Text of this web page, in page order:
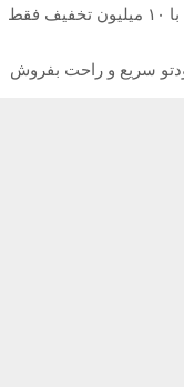
بلفاروپلاستی پلک پایین با ۱۰ میلیون تخفیف فقط
سریع و راحت بفروش